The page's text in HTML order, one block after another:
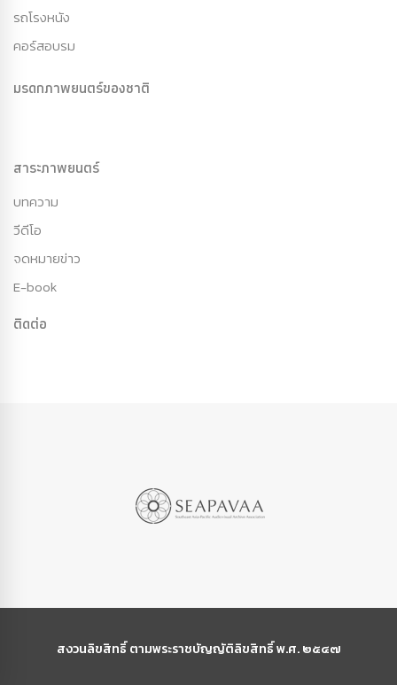
รถโรงหนัง
คอร์สอบรม
มรดกภาพยนตร์ของชาติ
สาระภาพยนตร์
บทความ
วีดีโอ
จดหมายข่าว
E-book
ติดต่อ
สงวนลิขสิทธิ์ ตามพระราชบัญญัติลิขสิทธิ์ พ.ศ. ๒๕๔๗